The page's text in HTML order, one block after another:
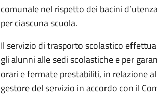
comunale nel rispetto dei bacini
per ciascuna scuola.
Il servizio di trasporto scolastico
gli alunni alle sedi scolastiche e per
orari e fermate prestabiliti, in relazione
gestore del servizio in accordo con il